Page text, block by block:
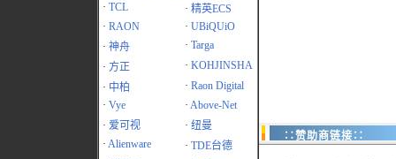
· TCL · 精英ECS
· RAON · UBiQUiO
· 神舟 · Targa
· 方正 · KOHJINSHA
· 中柏 · Raon Digital
· Vye · Above-Net
· 爱可视 · 纽曼
· Alienware · TDE台德
∷赞助商链接∷